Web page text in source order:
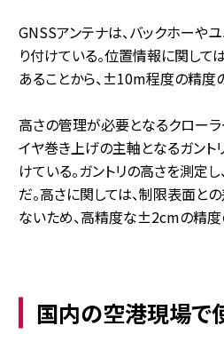
GNSSアンテナは、バックホーや
り付けている。位置情報に関して
あることから、±10m程度の精度
高さの管理が必要となるクローラ
イヤ巻き上げの主軸となるガン
けている。ガントリの高さを測定
だ。高さに関しては、制限表面と
ないため、高精度な±2cmの精度
国内の空港現場で